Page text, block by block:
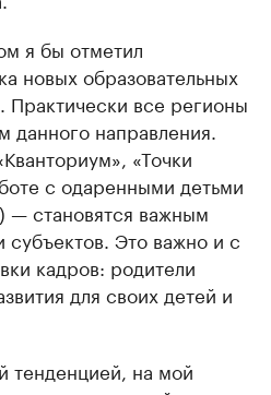
я бы отметил
новых образовательных
все регионы
данного направления.
«Точки
с одаренными детьми
— становятся важным
субъектов. Это важно и с
кадров: родители
для своих детей и
тенденцией, на мой